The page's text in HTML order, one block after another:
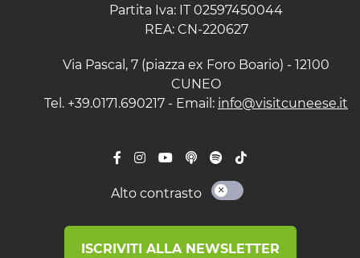
Partita Iva: IT 02597450044
REA: CN-220627
Via Pascal, 7 (piazza ex Foro Boario) - 12100
CUNEO
Tel. +39.0171.690217 - Email: info@visitcuneese.it
Alto contrasto
ISCRIVITI ALLA NEWSLETTER